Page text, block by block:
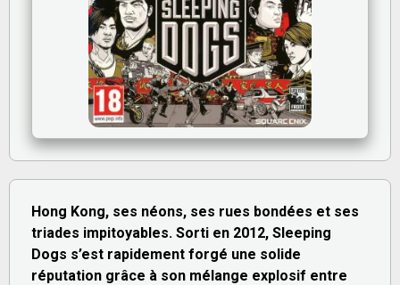
Hong Kong, ses néons, ses rues bondées et ses
triades impitoyables. Sorti en 2012, Sleeping
Dogs s’est rapidement forgé une solide
réputation grâce à son mélange explosif entre